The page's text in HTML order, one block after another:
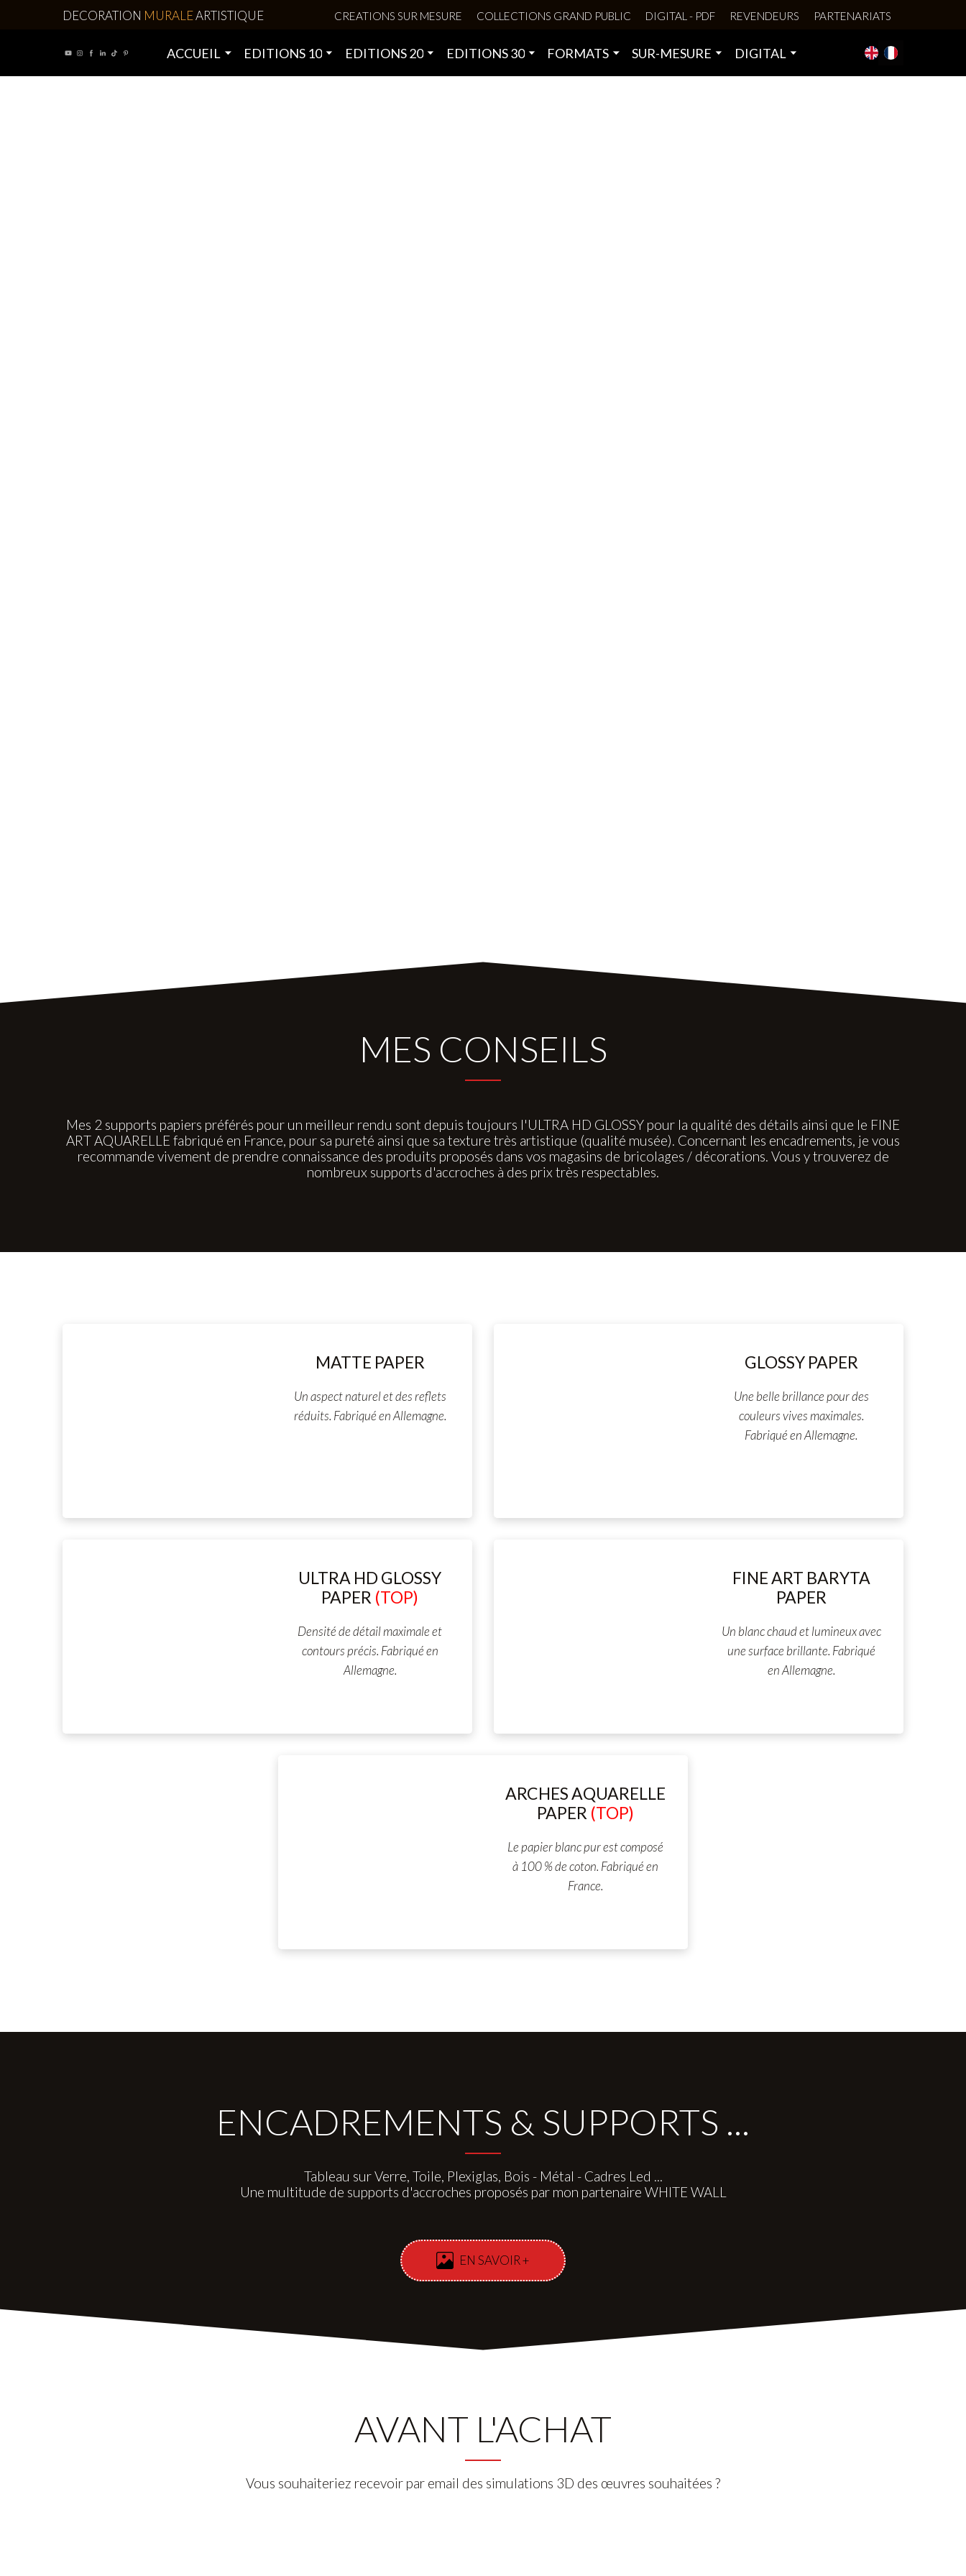
DECORATION MURALEARTISTIQUE CREATIONS SUR MESURE COLLECTIONS GRAND PUBLIC DIGITAL - PDF REVENDEURS PARTENARIATS
ACCUEIL EDITIONS 10 EDITIONS 20 EDITIONS 30 FORMATS SUR-MESURE DIGITAL
MES CONSEILS
Mes 2 supports papiers préférés pour un meilleur rendu sont depuis toujours l'ULTRA HD GLOSSY pour la qualité des détails ainsi que le FINE
ART AQUARELLE fabriqué en France, pour sa pureté ainsi que sa texture très artistique (qualité musée). Concernant les encadrements, je vous
recommande vivement de prendre connaissance des produits proposés dans vos magasins de bricolages / décorations. Vous y trouverez de
nombreux supports d'accroches à des prix très respectables.
MATTE PAPER
Un aspect naturel et des reflets
réduits. Fabriqué en Allemagne.
GLOSSY PAPER
Une belle brillance pour des
couleurs vives maximales.
Fabriqué en Allemagne.
ULTRA HD GLOSSY
PAPER (TOP)
Densité de détail maximale et
contours précis. Fabriqué en
Allemagne.
FINE ART BARYTA
PAPER
Un blanc chaud et lumineux avec
une surface brillante. Fabriqué
en Allemagne.
ARCHES AQUARELLE
PAPER (TOP)
Le papier blanc pur est composé
à 100 % de coton. Fabriqué en
France.
ENCADREMENTS & SUPPORTS ...
Tableau sur Verre, Toile, Plexiglas, Bois - Métal - Cadres Led ...
Une multitude de supports d'accroches proposés par mon partenaire WHITE WALL
EN SAVOIR +
AVANT L'ACHAT
Vous souhaiteriez recevoir par email des simulations 3D des œuvres souhaitées ?